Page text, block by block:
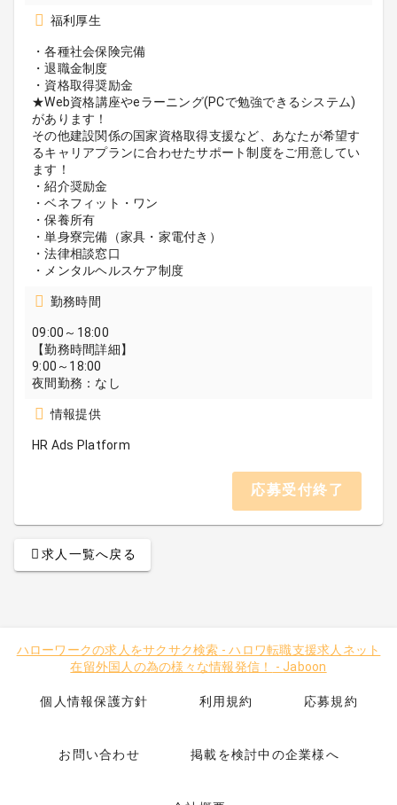
福利厚生
・各種社会保険完備
・退職金制度
・資格取得奨励金
★Web資格講座やeラーニング(PCで勉強できるシステム)
があります！
その他建設関係の国家資格取得支援など、あなたが希望す
るキャリアプランに合わせたサポート制度をご用意してい
ます！
・紹介奨励金
・ベネフィット・ワン
・保養所有
・単身寮完備（家具・家電付き）
・法律相談窓口
・メンタルヘルスケア制度
勤務時間
09:00～18:00
【勤務時間詳細】
9:00～18:00
夜間勤務：なし
情報提供
HR Ads Platform
応募受付終了
求人一覧へ戻る
ハローワークの求人をサクサク検索 -ハロワ転職支援求人ネット
在留外国人の為の様々な情報発信！
- Jaboon
個人情報保護方針 利用規約 応募規約
お問い合わせ 掲載を検討中の企業様へ